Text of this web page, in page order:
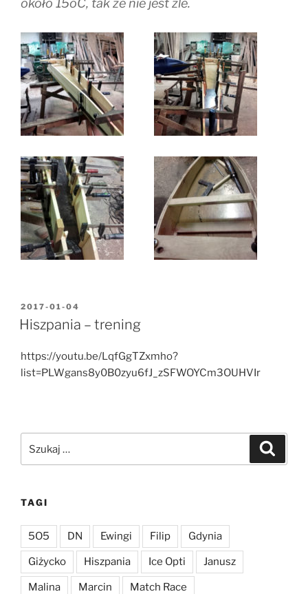
około 15oC, tak że nie jest żle.
OPUBLIKOWANE
W
2017-01-04
Hiszpania – trening
https://youtu.be/LqfGgTZxmho?
list=PLWgans8y0B0zyu6fJ_zSFWOYCm3OUHVIr
TAGI
5O5 DN Ewingi Filip Gdynia
Giżycko Hiszpania Ice Opti Janusz
Malina Marcin Match Race